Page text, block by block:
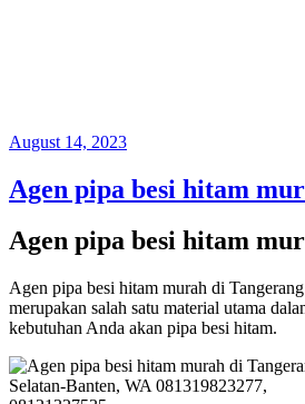
Posted
August 14, 2023
Agen pipa besi hitam
Agen pipa besi hitam
Agen pipa besi hitam murah di
merupakan salah satu material utama
kebutuhan Anda akan pipa besi hitam.